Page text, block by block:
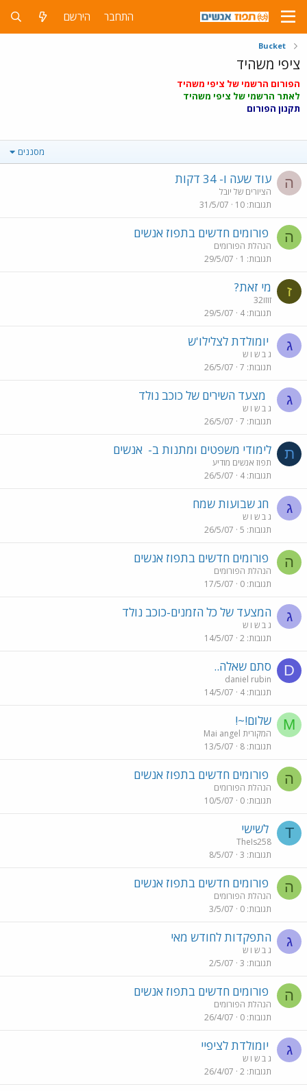
התחבר הירשם
Bucket
ציפי משהיד
הפורום הרשמי של ציפי משהיד
לאתר הרשמי של ציפי משהיד
תקנון הפורום
מסננים
ה עוד שעה ו- 34 דקות
הציורים של יובל
תגובות 10
31/5/07
ה פורומים חדשים בתפוז אנשים
הנהלת הפורומים
תגובות 1
29/5/07
ז מי זאת?
זוזו32
תגובות 4
29/5/07
ג יומולדת לצלילו'ש
ג ב ש ו ש
תגובות 7
26/5/07
ג מצעד השירים של כוכב נולד
ג ב ש ו ש
תגובות 7
26/5/07
ת לימודי משפטים ומתנות ב- אנשים
תפוז אנשים מודיע
תגובות 4
26/5/07
ג חג שבועות שמח
ג ב ש ו ש
תגובות 5
26/5/07
ה פורומים חדשים בתפוז אנשים
הנהלת הפורומים
תגובות 0
17/5/07
ג המצעד של כל הזמנים-כוכב נולד
ג ב ש ו ש
תגובות 2
14/5/07
D סתם שאלה..
daniel rubin
תגובות 4
14/5/07
M שלום!~!
Mai angel המקורית
תגובות 8
13/5/07
ה פורומים חדשים בתפוז אנשים
הנהלת הפורומים
תגובות 0
10/5/07
T לשישי
TheIs258
תגובות 3
8/5/07
ה פורומים חדשים בתפוז אנשים
הנהלת הפורומים
תגובות 0
3/5/07
ג התפקדות לחודש מאי
ג ב ש ו ש
תגובות 3
2/5/07
ה פורומים חדשים בתפוז אנשים
הנהלת הפורומים
תגובות 0
26/4/07
ג יומולדת לציפיי
ג ב ש ו ש
תגובות 2
26/4/07